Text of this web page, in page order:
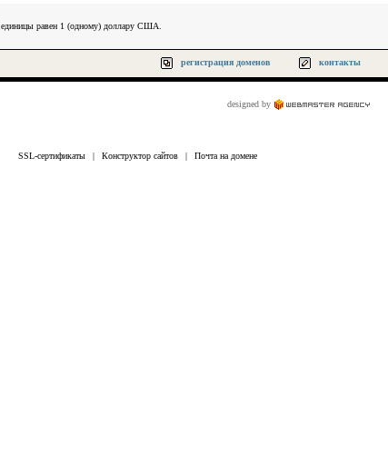
единицы равен 1 (одному) доллару США.
регистрация доменов контакты
designed by
SSL-сертификаты | Конструктор сайтов | Почта на домене